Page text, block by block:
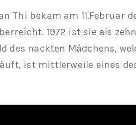
Thi bekam am
1972 ist sie als
des nackten Mädchens,
ist mittlerweile eines